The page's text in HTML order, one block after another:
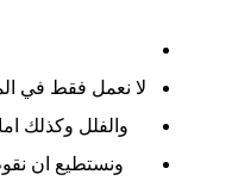
لا نعمل فقط في
والفلل وكذلك
ونستطيع ان